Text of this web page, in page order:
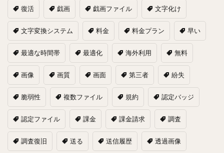
復活 戯画 戯画ファイル 文字化け
文字変換システム 料金 料金プラン 早い
最適な時間帯 最適化 海外利用 無料
画像 画質 画面 第三者 紛失
脆弱性 複数ファイル 規約 認定バッジ
認定ファイル 課金 課金請求 調査
調査復旧 送る 送信履歴 透過画像